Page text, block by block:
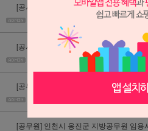
[공사·공단·기업] 2017 제3회 오산시시
[공사·공단·기업] 국립중앙의료원 정규직
[공무원] 전남 담양군 청원경찰 공개모집
[공무원] 인천시 옹진군 지방공무원 임